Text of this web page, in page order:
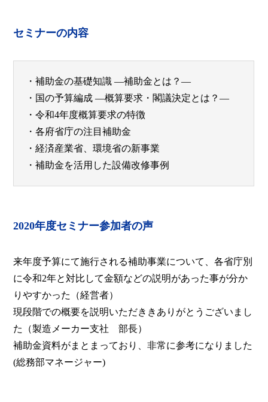
セミナーの内容
・補助金の基礎知識 ―補助金とは？―
・国の予算編成 ―概算要求・閣議決定とは？―
・令和4年度概算要求の特徴
・各府省庁の注目補助金
・経済産業省、環境省の新事業
・補助金を活用した設備改修事例
2020年度セミナー参加者の声
来年度予算にて施行される補助事業について、各省庁別
に令和2年と対比して金額などの説明があった事が分か
りやすかった（経営者）
現段階での概要を説明いただききありがとうございまし
た（製造メーカー支社 部長）
補助金資料がまとまっており、非常に参考になりました
(総務部マネージャー)